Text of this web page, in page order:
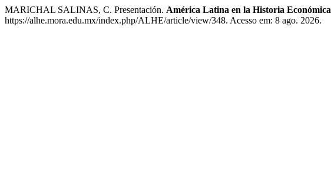
MARICHAL SALINAS, C. Presentación. América Latina en la Historia Económica
https://alhe.mora.edu.mx/index.php/ALHE/article/view/348. Acesso em: 8 ago. 2026.